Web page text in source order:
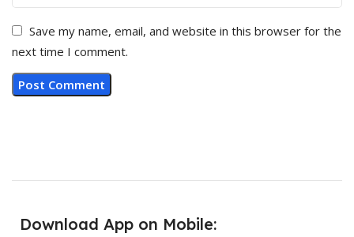
Save my name, email, and website in this browser for the
next time I comment.
Download App on Mobile: